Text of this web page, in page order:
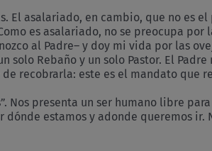
El asalariado, en cambio, que no es
es asalariado, no se preocupa por
al Padre– y doy mi vida por las
Rebaño y un solo Pastor. El
recobrarla: este es el mandato que
Nos presenta un ser humano libre
estamos y adonde queremos ir.